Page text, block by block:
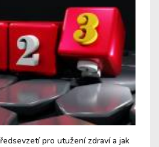
pro utužení zdraví a jak